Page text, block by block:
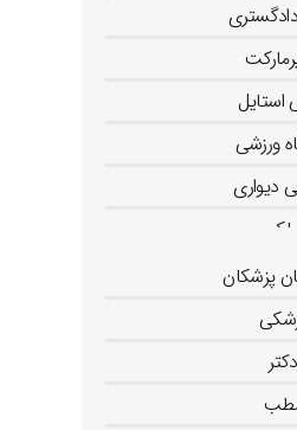
استایل
ورزشی
دیواری
پزشکان
مطب